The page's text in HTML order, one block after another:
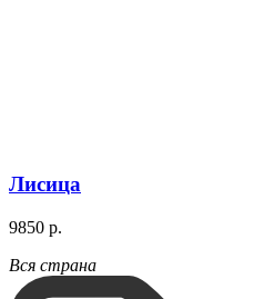
Лисица
9850 р.
Вся страна